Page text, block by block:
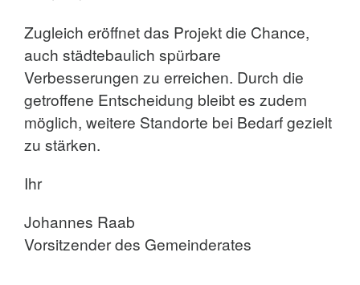
Zugleich eröffnet das Projekt die Chance,
auch städtebaulich spürbare
Verbesserungen zu erreichen. Durch die
getroffene Entscheidung bleibt es zudem
möglich, weitere Standorte bei Bedarf gezielt
zu stärken.
Ihr
Johannes Raab
Vorsitzender des Gemeinderates